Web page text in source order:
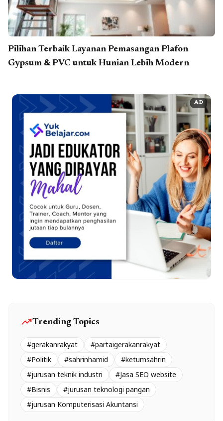
Pilihan Terbaik Layanan Pemasangan Plafon
Gypsum & PVC untuk Hunian Lebih Modern
AD
trending_upTrending Topics
#gerakanrakyat
#partaigerakanrakyat
#Politik
#sahrinhamid
#ketumsahrin
#jurusan teknik industri
#Jasa SEO website
#Bisnis
#jurusan teknologi pangan
#jurusan Komputerisasi Akuntansi